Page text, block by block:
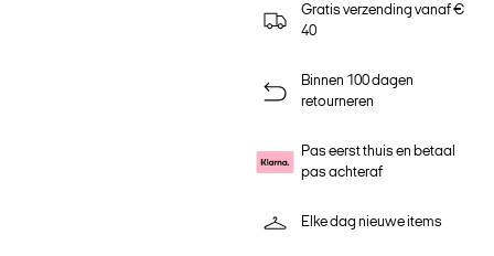
Gratis verzending vanaf €
40
Binnen 100 dagen
retourneren
Pas eerst thuis en betaal
pas achteraf
Elke dag nieuwe items